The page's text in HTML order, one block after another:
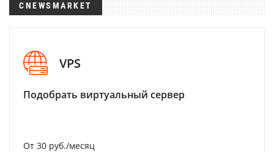
CNEWSMARKET
VPS
Подобрать виртуальный сервер
От 30 руб./месяц